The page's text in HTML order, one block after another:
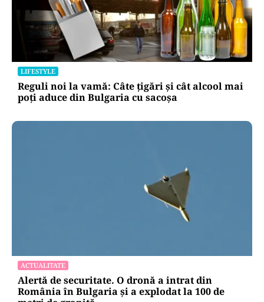
LIFESTYLE
Reguli noi la vamă: Câte țigări și cât alcool mai
poți aduce din Bulgaria cu sacoșa
ACTUALITATE
Alertă de securitate. O dronă a intrat din
România în Bulgaria şi a explodat la 100 de